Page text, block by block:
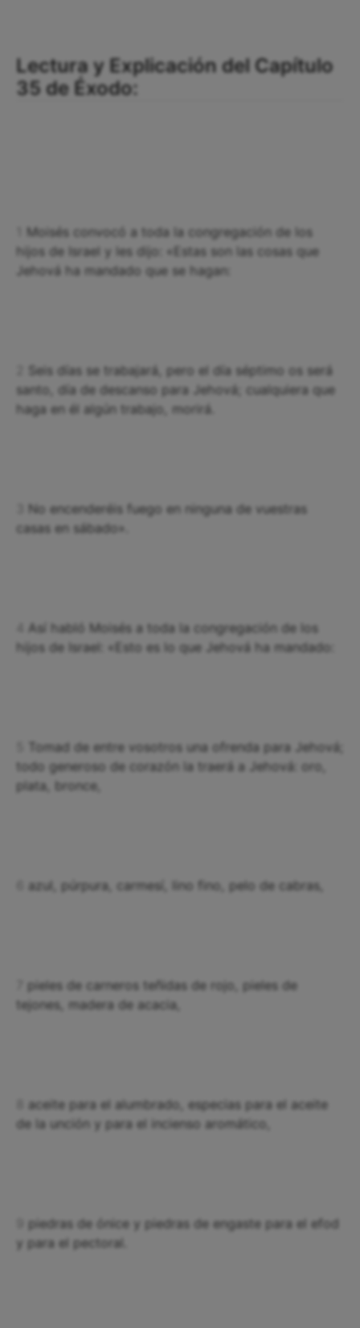
Lectura y Explicación del Capítulo
35 de Éxodo:
Moisés convocó a toda la congregación de los
hijos de Israel y les dijo: «Estas son las cosas que
Jehová ha mandado que se hagan:
Seis días se trabajará, pero el día séptimo os será
santo, día de descanso para Jehová; cualquiera que
haga en él algún trabajo, morirá.
No encenderéis fuego en ninguna de vuestras
casas en sábado».
Así habló Moisés a toda la congregación de los
hijos de Israel: «Esto es lo que Jehová ha mandado:
Tomad de entre vosotros una ofrenda para Jehová;
todo generoso de corazón la traerá a Jehová: oro,
plata, bronce,
azul, púrpura, carmesí, lino fino, pelo de cabras,
pieles de carneros teñidas de rojo, pieles de
tejones, madera de acacia,
aceite para el alumbrado, especias para el aceite
de la unción y para el incienso aromático,
piedras de ónice y piedras de engaste para el efod
y para el pectoral.